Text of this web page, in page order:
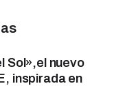
Sol»,el nuevo
inspirada en